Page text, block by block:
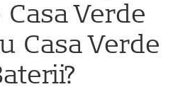
Verde
Casa Verde